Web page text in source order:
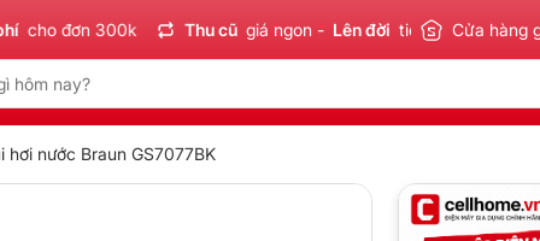
đơn 300k Thu cũ giá ngon - Lên đời tiết kiệm Sản phẩm
Cửa hàng
hơi nước Braun GS7077BK